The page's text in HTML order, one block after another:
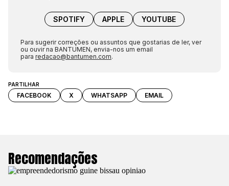
PARTILHAR
FACEBOOK X WHATSAPP EMAIL
SPOTIFY APPLE YOUTUBE
Para sugerir correções ou assuntos que gostarias de ler, ver
ou ouvir na BANTUMEN, envia-nos um email
para redacao@bantumen.com.
Recomendações